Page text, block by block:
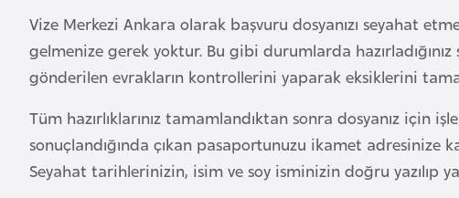
Vize Merkezi Ankara olarak başvuru dosyanızı seyahat
gelmenize gerek yoktur. Bu gibi durumlarda
gönderilen evrakların kontrollerini yaparak eksiklerini
Tüm hazırlıklarınız tamamlandıktan sonra dosyanız için
sonuçlandığında çıkan pasaportunuzu ikamet adresinize
Seyahat tarihlerinizin, isim ve soy isminizin doğru yazılıp
B
u
g
a
r